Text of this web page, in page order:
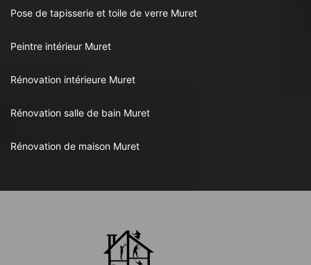
Pose de tapisserie et toile de verre Muret
Peintre intérieur Muret
Rénovation intérieure Muret
Rénovation salle de bain Muret
Rénovation de maison Muret